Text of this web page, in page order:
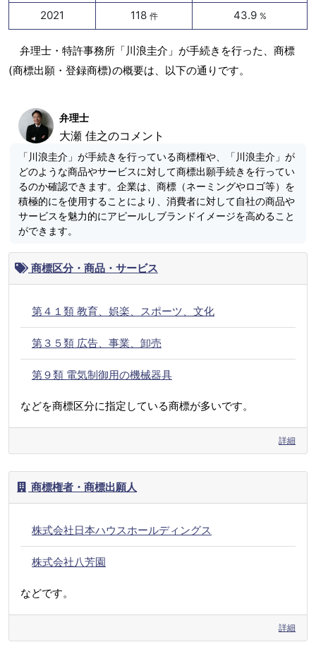
2021 118 件 43.9 %
弁理士・特許事務所「川浪圭介」が手続きを行った、商標
(商標出願・登録商標)の概要は、以下の通りです。
弁理士
大瀬 佳之のコメント
「川浪圭介」が手続きを行っている商標権や、「川浪圭介」が
どのような商品やサービスに対して商標出願手続きを行ってい
るのか確認できます。企業は、商標（ネーミングやロゴ等）を
積極的にを使用することにより、消費者に対して自社の商品や
サービスを魅力的にアピールしブランドイメージを高めること
ができます。
商標区分・商品・サービス
第４１類 教育、娯楽、スポーツ、文化
第３５類 広告、事業、卸売
第９類 電気制御用の機械器具
などを商標区分に指定している商標が多いです。
詳細
商標権者・商標出願人
株式会社日本ハウスホールディングス
株式会社八芳園
などです。
詳細